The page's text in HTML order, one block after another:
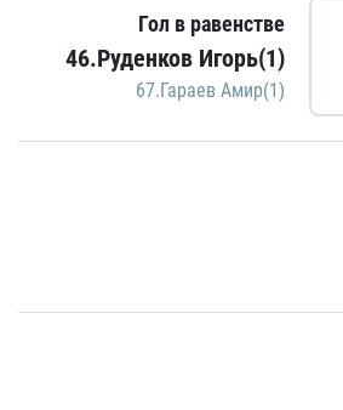
Гол в равенстве
46.Руденков Игорь(1)
67.Гараев Амир(1)